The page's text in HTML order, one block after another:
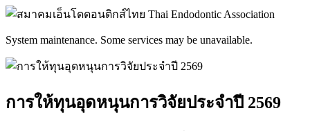
System maintenance. Some services may be unavailable.
การให้ทุนอุดหนุนการวิจัยประจำปี 2569